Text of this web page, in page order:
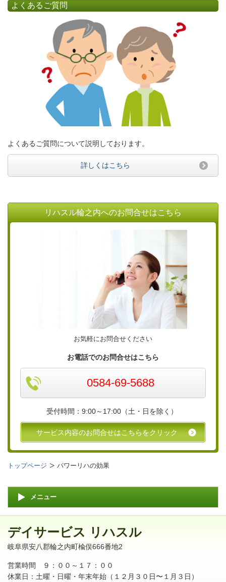
よくあるご質問
よくあるご質問について説明しております。
詳しくはこちら
リハスル輪之内へのお問合せはこちら
お気軽にお問合せください
お電話でのお問合せはこちら
0584-69-5688
受付時間：9:00～17:00 （土・日を除く）
サービス内容のお問合せはこちらをクリック
トップページ パワーリハの効果
メニュー
デイサービス リハスル
岐阜県安八郡輪之内町楡俣666番地2
営業時間 ９：００～１７：００
休業日：土曜・日曜・年末年始（１２月３０日〜１月３日）